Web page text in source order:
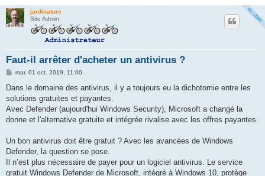
jardinature
Site Admin
Faut-il arrêter d'acheter un antivirus ?
M
s
a
g
mar. 01 oct. 2019, 11:00
Dans le domaine des antivirus, il y a toujours eu la dichotomie entre les
solutions gratuites et payantes.
Avec Defender (aujourd'hui Windows Security), Microsoft a changé la
donne et l'alternative gratuite et intégrée rivalise avec les offres payantes.
Un bon antivirus doit être gratuit ? Avec les avancées de Windows
Defender, la question se pose.
Il n’est plus nécessaire de payer pour un logiciel antivirus. Le service
gratuit Windows Defender de Microsoft, intégré à Windows 10, protège